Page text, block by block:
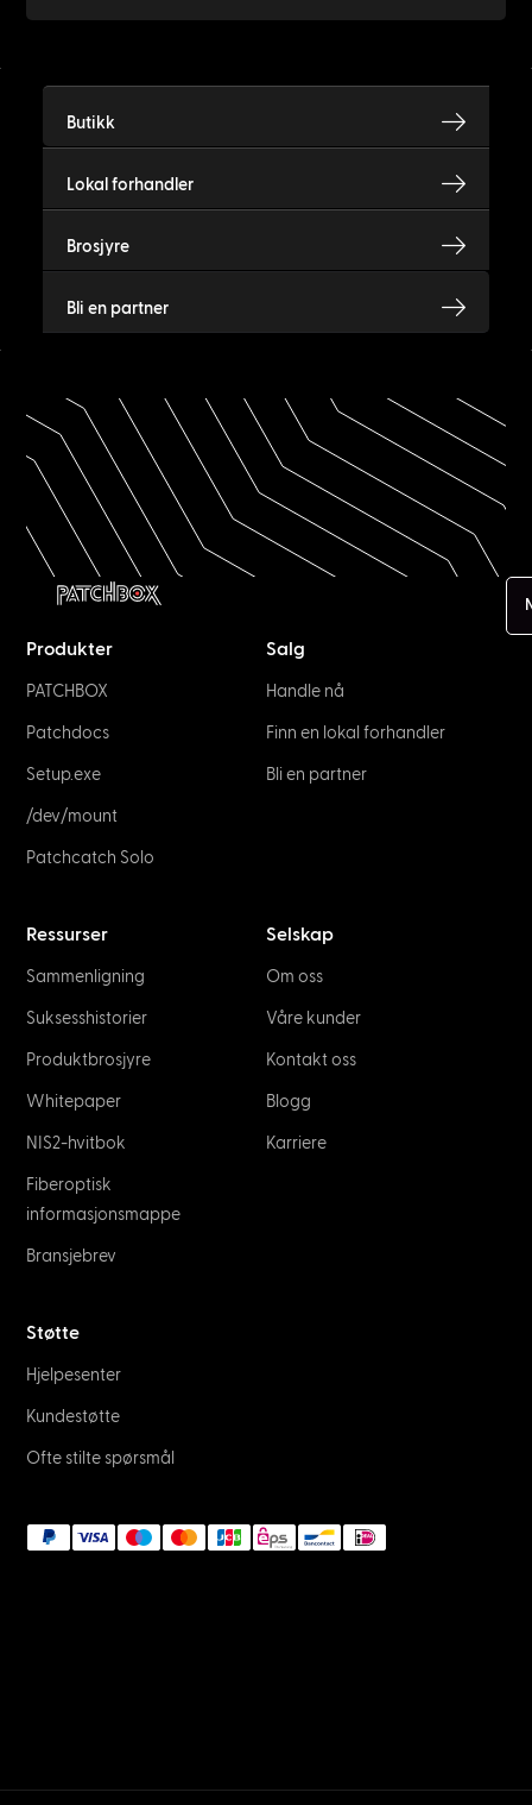
Butikk
Lokal forhandler
Brosjyre
Bli en partner
Produkter
PATCHBOX
Patchdocs
Setup.exe
/dev/mount
Patchcatch Solo
Salg
Handle nå
Finn en lokal forhandler
Bli en partner
Ressurser
Sammenligning
Suksesshistorier
Produktbrosjyre
Whitepaper
NIS2-hvitbok
Fiberoptisk
informasjonsmappe
Bransjebrev
Selskap
Om oss
Våre kunder
Kontakt oss
Blogg
Karriere
Støtte
Hjelpesenter
Kundestøtte
Ofte stilte spørsmål